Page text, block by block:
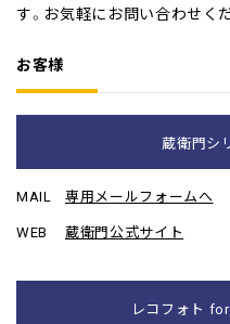
す。 お気軽にお問い合わせく
お客様
蔵衛門シ
MAIL
専用メールフォームへ
WEB
蔵衛門公式サイト
レコフォト